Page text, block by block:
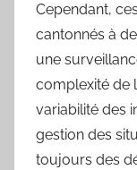
Cependant,
cantonnés à
une
complexité de
variabilité des
gestion des
toujours des